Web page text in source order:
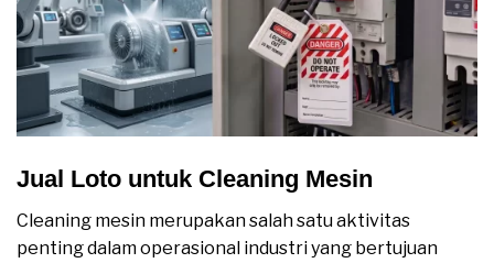
Jual Loto untuk Cleaning Mesin
Cleaning mesin merupakan salah satu aktivitas
penting dalam operasional industri yang bertujuan